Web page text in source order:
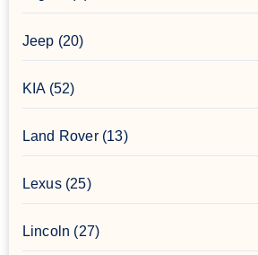
Jeep (20)
KIA(52)
Land Rover(13)
Lexus(25)
Lincoln (27)